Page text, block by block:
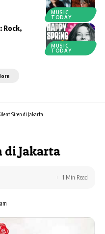
MUSIC
TODAY
MUSIC
TODAY
Rock,
Siren di Jakarta
di Jakarta
1 Min Read